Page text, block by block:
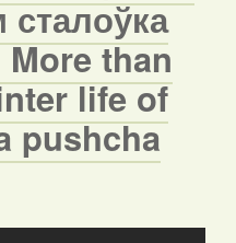
than
life of
pushcha